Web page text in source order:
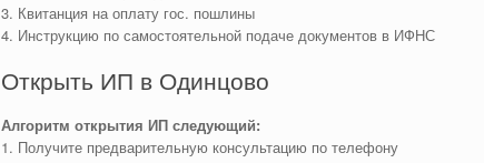
3. Квитанция на оплату гос. пошлины
4. Инструкцию по самостоятельной подаче документов в ИФНС
Открыть ИП в Одинцово
Алгоритм открытия ИП следующий:
1. Получите предварительную консультацию по телефону